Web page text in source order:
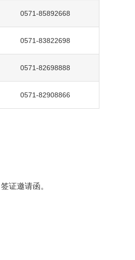
0571-85892668
0571-83822698
0571-82698888
0571-82908866
证邀请函。